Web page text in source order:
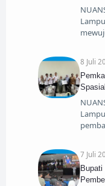
8 Juli
7 Juli
Bupati